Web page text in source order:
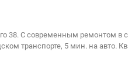
районе
транспорте, 5 мин. на авто.